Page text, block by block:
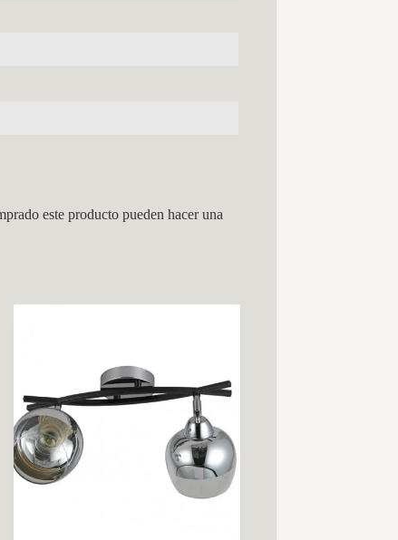
este producto pueden hacer una